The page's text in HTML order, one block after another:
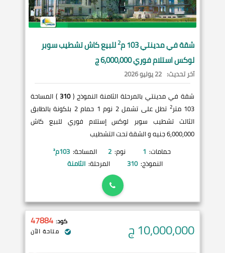
شقة فيمدينتي 2للبيع كاش تشطيب سوبر
لوكس استلام فوري 6,000,000 ج
آخر تحديث: 22 يوليو 2026
شقة في مدينتي بالمرحلة الثامنة النموذج (310 ) المساحة
103 متر
2
تطل على تشمل 2 نوم 1 حمام 2 بلكونة بالطابق
الثالث تشطيب سوبر لوكس إستلام فوري للبيع كاش
6,000,000 جنيه و الشقة تحت التشطيب
حمامات: 1 نوم: 2 المساحة: 103م²
النموذج: 310 المرحلة: الثامنة
10,000,000ج كود: 47884
متاحة الآن